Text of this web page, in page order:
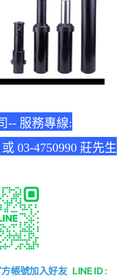
-- 服務專線:
03-4750990 莊先生
帳號加入好友 LINE ID :